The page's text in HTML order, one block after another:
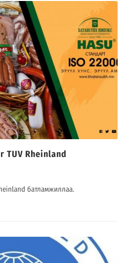
TUV Rheinland
батламжиллаа.